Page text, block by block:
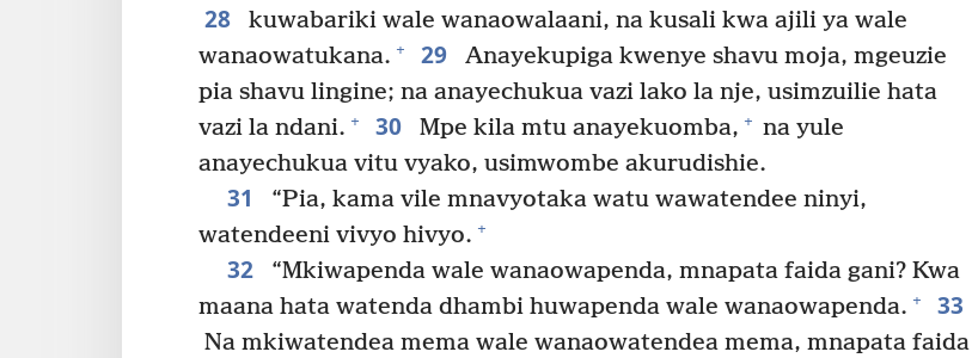
28
kuwabariki wale wanaowalaani, na kusali kwa ajili ya wale
wanaowatukana. + 29
Anayekupiga kwenye shavu moja, mgeuzie
pia shavu lingine; na anayechukua vazi lako la nje, usimzuilie hata
vazi la ndani. + 30 Mpe kila mtu anayekuomba, + na yule
anayechukua vitu vyako, usimwombe akurudishie.
31
“Pia, kama vile mnavyotaka watu wawatendee ninyi,
watendeeni vivyo hivyo. +
32
“Mkiwapenda wale wanaowapenda, mnapata faida gani? Kwa
maana hata watenda dhambi huwapenda wale wanaowapenda. + 33
Na mkiwatendea mema wale wanaowatendea mema, mnapata faida